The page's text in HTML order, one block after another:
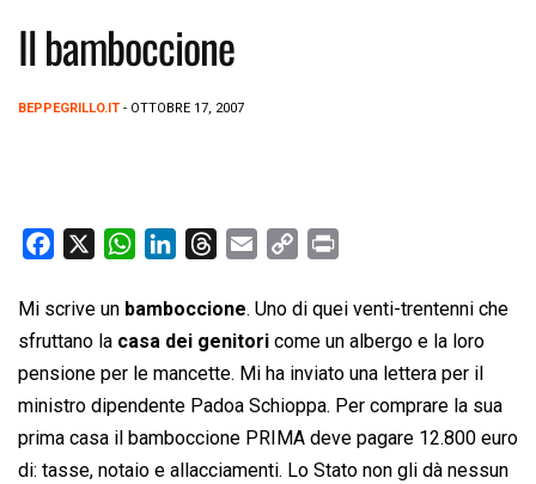
Il bamboccione
BEPPEGRILLO.IT - OTTOBRE 17, 2007
c
e
b
o
o
k
W
a
t
s
A
p
p
n
k
e
d
I
n
r
e
a
d
s
a
i
l
p
y
L
i
n
k
i
n
t
Mi scrive un bamboccione. Uno di quei venti-trentenni che
sfruttano la casa dei genitori come un albergo e la loro
pensione per le mancette. Mi ha inviato una lettera per il
ministro dipendente Padoa Schioppa. Per comprare la sua
prima casa il bamboccione PRIMA deve pagare 12.800 euro
di: tasse, notaio e allacciamenti. Lo Stato non gli dà nessun